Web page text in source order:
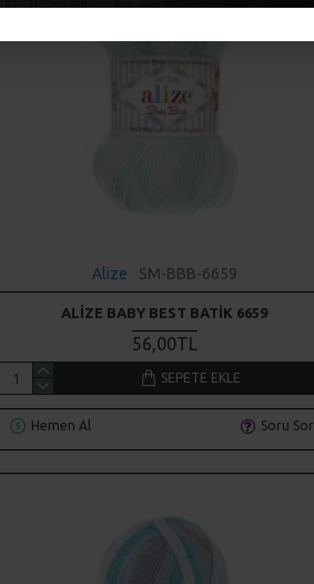
Alize SM-BBB-6659
ALIZE BABY BEST BATIK 6659
56,00TL
SEPETE EKLE
Hemen Al Soru Sor